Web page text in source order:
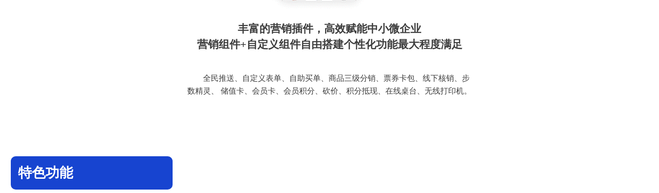
丰富的营销插件，高效赋能中小微企业
营销组件+自定义组件自由搭建个性化功能最大程度满足
全民推送、自定义表单、自助买单、商品三级分销、票券卡包、线下核销、步
数精灵、 储值卡、会员卡、会员积分、砍价、积分抵现、在线桌台、无线打印机。
特色功能